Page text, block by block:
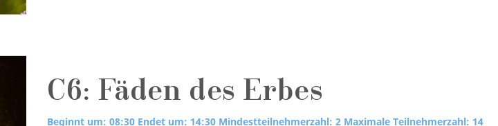
C6: Fäden des Erbes
Beginnt um: 08:30 Endet um: 14:30 Mindestteilnehmerzahl: 2 Maximale Teilnehmerzahl: 14